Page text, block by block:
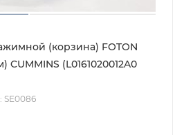
(корзина) FOTON
CUMMINS (L0161020012A0
SE0086